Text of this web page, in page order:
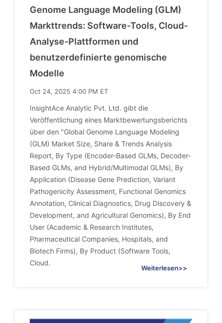
Genome Language Modeling (GLM)
Markttrends: Software-Tools, Cloud-
Analyse-Plattformen und
benutzerdefinierte genomische
Modelle
Oct 24, 2025 4:00 PM ET
InsightAce Analytic Pvt. Ltd. gibt die
Veröffentlichung eines Marktbewertungsberichts
über den "Global Genome Language Modeling
(GLM) Market Size, Share & Trends Analysis
Report, By Type (Encoder-Based GLMs, Decoder-
Based GLMs, and Hybrid/Multimodal GLMs), By
Application (Disease Gene Prediction, Variant
Pathogenicity Assessment, Functional Genomics
Annotation, Clinical Diagnostics, Drug Discovery &
Development, and Agricultural Genomics), By End
User (Academic & Research Institutes,
Pharmaceutical Companies, Hospitals, and
Biotech Firms), By Product (Software Tools,
Cloud.
Weiterlesen>>